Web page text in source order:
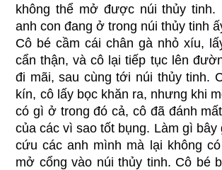
không thể mở được núi thủy tinh.
anh con đang ở trong núi thủy tinh
Cô bé cầm cái chân gà nhỏ xíu,
cẩn thận, và cô lại tiếp tục lên
đi mãi, sau cùng tới núi thủy tinh.
kín, cô lấy bọc khăn ra, nhưng khi
có gì ở trong đó cả, cô đã đánh
của các vì sao tốt bụng. Làm gì bây
cứu các anh mình mà lại không
mở cổng vào núi thủy tinh. Cô bé